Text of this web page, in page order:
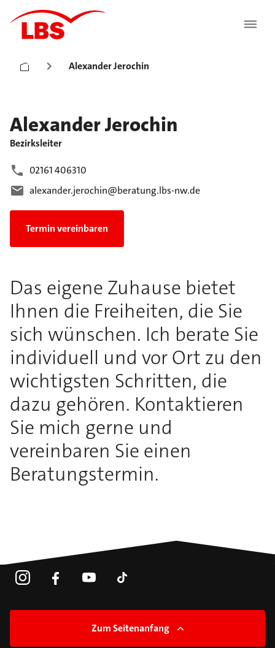
Alexander Jerochin
AlexanderJerochin
Bezirksleiter
02161 406310
alexander.jerochin@beratung.lbs-nw.de
Termin vereinbaren
Das eigene Zuhause bietet
Ihnen die Freiheiten, die Sie
sich wünschen. Ich berate Sie
individuell und vor Ort zu den
wichtigsten Schritten, die
dazu gehören. Kontaktieren
Sie mich gerne und
vereinbaren Sie einen
Beratungstermin.
Zum Seitenanfang